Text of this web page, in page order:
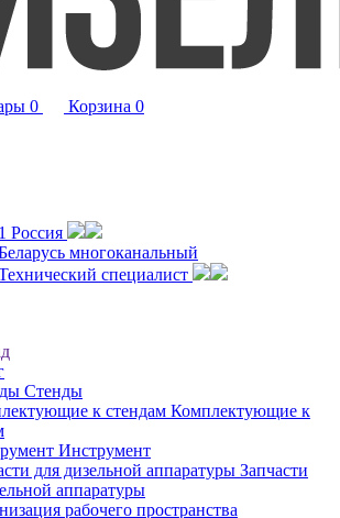
0 Корзина 0
Россия
многоканальный
специалист
Стенды
Комплектующие к
Инструмент
Запчасти
аппаратуры